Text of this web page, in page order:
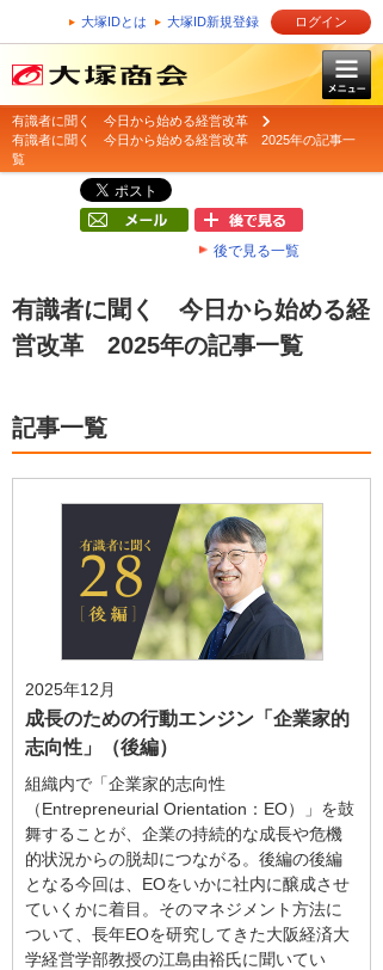
大塚IDとは 大塚ID新規登録 ログイン
有識者に聞く 今日から始める経営改革
有識者に聞く 今日から始める経営改革 2025年の記事一
覧
後で見る一覧
有識者に聞く 今日から始める経
営改革 2025年の記事一覧
記事一覧
2025年12月
成長のための行動エンジン「企業家的
志向性」（後編）
組織内で「企業家的志向性
（Entrepreneurial Orientation：EO）」を鼓
舞することが、企業の持続的な成長や危機
的状況からの脱却につながる。後編の後編
となる今回は、EOをいかに社内に醸成させ
ていくかに着目。そのマネジメント方法に
ついて、長年EOを研究してきた大阪経済大
学経営学部教授の江島由裕氏に聞いてい